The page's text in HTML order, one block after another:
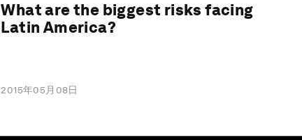
What are the biggest risks facing
Latin America?
2015年05月08日